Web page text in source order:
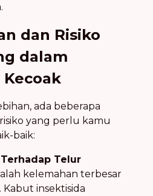
dan Risiko
dalam
ada beberapa
yang perlu kamu
baik:
Telur
kelemahan terbesar
. Kabut insektisida